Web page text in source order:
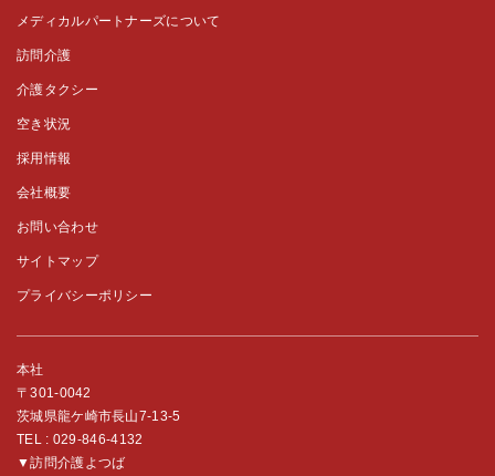
メディカルパートナーズについて
訪問介護
介護タクシー
空き状況
採用情報
会社概要
お問い合わせ
サイトマップ
プライバシーポリシー
本社
〒301-0042
茨城県龍ケ崎市長山7-13-5
TEL : 029-846-4132
▼訪問介護よつば